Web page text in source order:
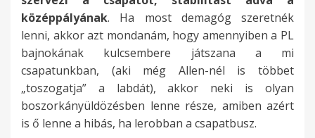
n
i
5
-
0
a
l
d
o
n
ő
n
e
á
r
n
e
m
i
s
l
e
t
e
s
e
n
e
r
n
e
k
(
G
b
a
k
i
e
m
e
l
i
k
-
e
a
j
j
e
m
b
e
r
e
l
l
e
n
k
i
i
g
ó
l
t
r
ú
g
n
j
á
t
s
z
h
ö
z
é
p
s
ő
k
s
ő
b
b
s
z
ó
l
t
k
r
i
t
i
z
á
középpályának. Ha most demagóg szeretnék
lenni, akkor azt mondanám, hogy amennyiben a PL
bajnokának kulcsembere játszana a mi
csapatunkban, (aki még Allen-nél is többet
„toszogatja” a labdát), akkor neki is olyan
boszorkányüldözésben lenne része, amiben azért
is ő lenne a hibás, ha lerobban a csapatbusz.